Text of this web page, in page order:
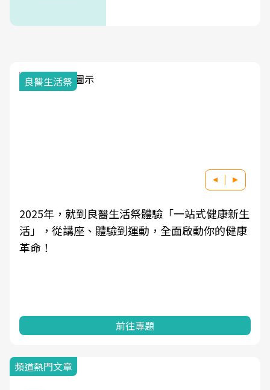
良醫生活祭
2025年，就到良醫生活祭體驗「一站式健康新生
活」，從講座、體驗到運動，全面啟動你的健康
革命！
前往專題
頻道熱門文章